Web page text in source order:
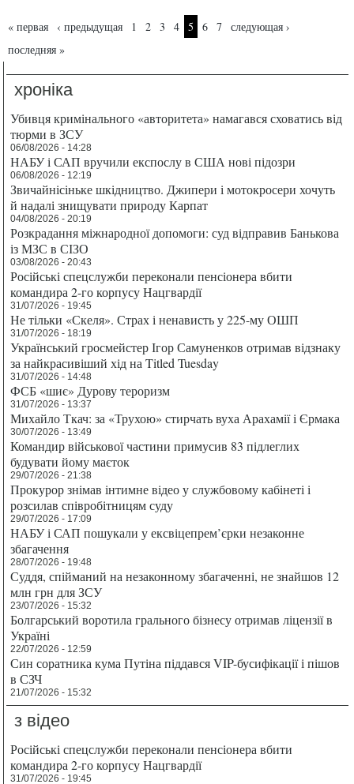
Страницы
« первая ‹ предыдущая 1 2 3 4 5 6 7
следующая ›
последняя »
хроніка
Убивця кримінального «авторитета» намагався сховатись від
тюрми в ЗСУ
06/08/2026 - 14:28
НАБУ і САП вручили експослу в США нові підозри
06/08/2026 - 12:19
Звичайнісіньке шкідництво. Джипери і мотокросери хочуть
й надалі знищувати природу Карпат
04/08/2026 - 20:19
Розкрадання міжнародної допомоги: суд відправив Банькова
із МЗС в СІЗО
03/08/2026 - 20:43
Російські спецслужби переконали пенсіонера вбити
командира 2-го корпусу Нацгвардії
31/07/2026 - 19:45
Не тільки «Скеля». Страх і ненависть у 225-му ОШП
31/07/2026 - 18:19
Український гросмейстер Ігор Самуненков отримав відзнаку
за найкрасивіший хід на Titled Tuesday
31/07/2026 - 14:48
ФСБ «шиє» Дурову тероризм
31/07/2026 - 13:37
Михайло Ткач: за «Трухою» стирчать вуха Арахамії і Єрмака
30/07/2026 - 13:49
Командир військової частини примусив 83 підлеглих
будувати йому маєток
29/07/2026 - 21:38
Прокурор знімав інтимне відео у службовому кабінеті і
розсилав співробітницям суду
29/07/2026 - 17:09
НАБУ і САП пошукали у ексвіцепрем’єрки незаконне
збагачення
28/07/2026 - 19:48
Суддя, спійманий на незаконному збагаченні, не знайшов 12
млн грн для ЗСУ
23/07/2026 - 15:32
Болгарський воротила грального бізнесу отримав ліцензії в
Україні
22/07/2026 - 12:59
Син соратника кума Путіна піддався VIP-бусифікації і пішов
в СЗЧ
21/07/2026 - 15:32
з відео
Російські спецслужби переконали пенсіонера вбити
командира 2-го корпусу Нацгвардії
31/07/2026 - 19:45